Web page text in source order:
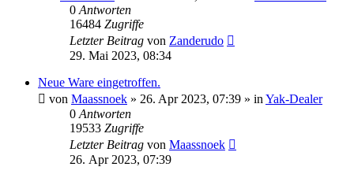
0 Antworten
16484 Zugriffe
Letzter Beitrag von Zanderudo
29. Mai 2023, 08:34
Neue Ware eingetroffen.
von Maassnoek » 26. Apr 2023, 07:39 » in Yak-Dealer
0 Antworten
19533 Zugriffe
Letzter Beitrag von Maassnoek
26. Apr 2023, 07:39